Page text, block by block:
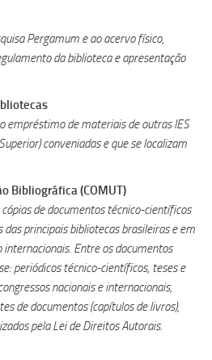
Pergamum e ao acervo físico,
da biblioteca e apresentação
empréstimo de materiais de outras IES
conveniadas e que se localizam
Bibliográfica (COMUT)
de documentos técnico-científicos
das principais bibliotecas brasileiras e em
Entre os documentos
periódicos técnico-científicos, teses e
nacionais e internacionais,
de documentos (capítulos de livros),
pela Lei de Direitos Autorais.